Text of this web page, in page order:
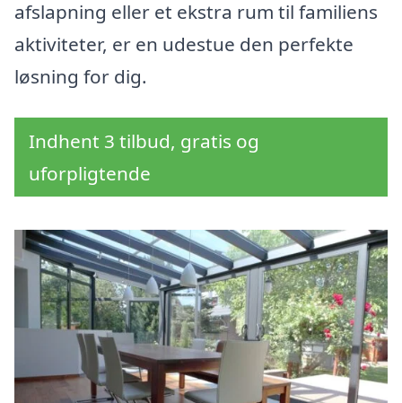
afslapning eller et ekstra rum til familiens
aktiviteter, er en udestue den perfekte
løsning for dig.
Indhent 3 tilbud, gratis og
uforpligtende